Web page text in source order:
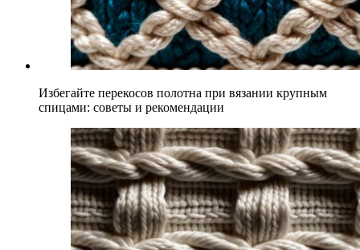
Избегайте перекосов полотна при вязании крупным
спицами: советы и рекомендации